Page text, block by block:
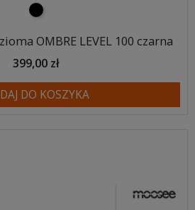
czarny
OMBRE LEVEL 100 czarna
399,00 zł
DO KOSZYKA